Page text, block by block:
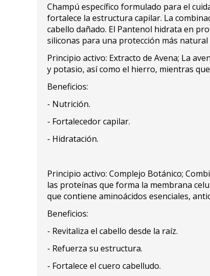
Champú específico formulado para el
fortalece la estructura capilar. La
cabello dañado. El Pantenol hidrata en
siliconas para una protección más
Principio activo: Extracto de Avena; La
y potasio, así como el hierro, mientras
Beneficios:
- Nutrición.
- Fortalecedor capilar.
- Hidratación.
Principio activo: Complejo Botánico;
las proteínas que forma la membrana
que contiene aminoácidos esenciales,
Beneficios:
- Revitaliza el cabello desde la raíz.
- Refuerza su estructura.
- Fortalece el cuero cabelludo.